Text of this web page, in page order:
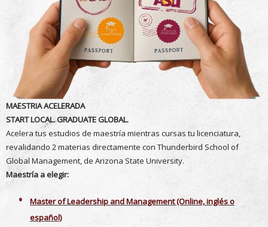
MAESTRIA ACELERADA
START LOCAL. GRADUATE GLOBAL.
Acelera tus estudios de maestría mientras cursas tu licenciatura,
revalidando 2 materias directamente con Thunderbird School of
Global Management, de Arizona State University.
Maestría a elegir:
Master of Leadership and Management (Online, inglés o
español)